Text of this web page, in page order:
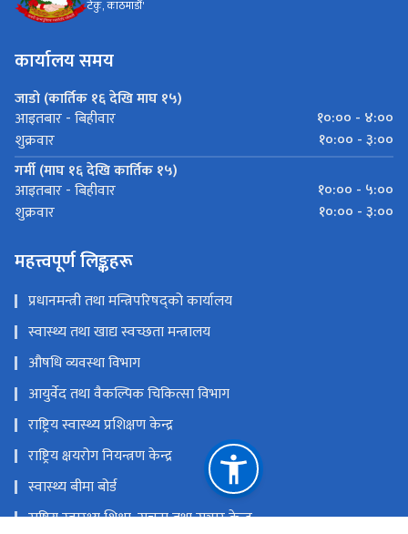
टेकु, काठमाडौं'
कार्यालय समय
जाडो (कार्तिक १६ देखि माघ १५)
आइतबार - बिहीवार
१०:०० - ४:००
शुक्रवार
१०:०० - ३:००
गर्मी (माघ १६ देखि कार्तिक १५)
आइतबार - बिहीवार
१०:०० - ५:००
शुक्रवार
१०:०० - ३:००
महत्त्वपूर्ण लिङ्कहरू
प्रधानमन्त्री तथा मन्त्रिपरिषद्को कार्यालय
स्वास्थ्य तथा खाद्य स्वच्छता मन्त्रालय
औषधि व्यवस्था विभाग
आयुर्वेद तथा वैकल्पिक चिकित्सा विभाग
राष्ट्रिय स्वास्थ्य प्रशिक्षण केन्द्र
राष्ट्रिय क्षयरोग नियन्त्रण केन्द्र
स्वास्थ्य बीमा बोर्ड
राष्ट्रिय स्वास्थ्य शिक्षा, सूचना तथा सञ्चार केन्द्र